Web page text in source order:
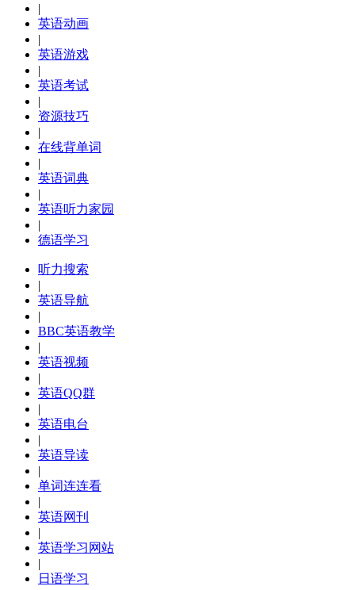
|
英语动画
|
英语游戏
|
英语考试
|
资源技巧
|
在线背单词
|
英语词典
|
英语听力家园
|
德语学习
听力搜索
|
英语导航
|
BBC英语教学
|
英语视频
|
英语QQ群
|
英语电台
|
英语导读
|
单词连连看
|
英语网刊
|
英语学习网站
|
日语学习